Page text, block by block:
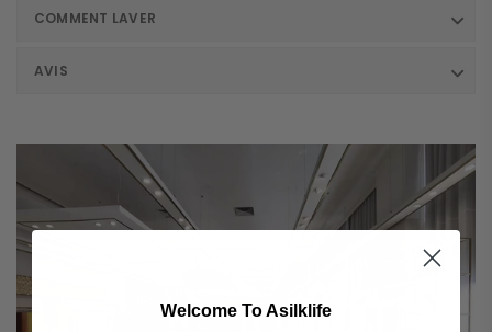
COMMENT LAVER
AVIS
Welcome To Asilklife